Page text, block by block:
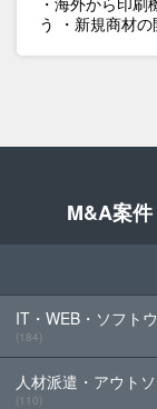
う ・新規商材
M&A案
IT・WEB・ソフト
(184)
人材派遣・アウト
(110)